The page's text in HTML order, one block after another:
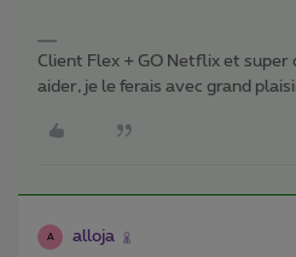
Client Flex + GO Netflix et super
aider, je le ferais avec grand
A alloja